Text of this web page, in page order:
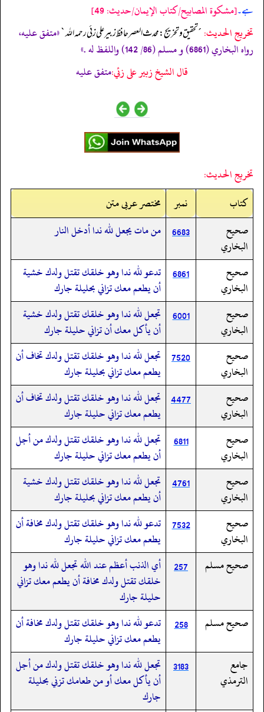
ہے۔[مشكوة المصابيح/كتاب الإيمان/حدیث: 49]
تخریج الحدیث: ´تحقيق و تخريج: محدث العصر حافظ زبير على زئي رحمه الله`«متفق عليه،
رواه البخاري (6861) و مسلم (86/ 142) واللفظ له .»
قال الشيخ زبير على زئي:متفق عليه
تخريج الحديث:
کتاب
نمبر
مختصر عربی متن
صحيح
البخاري
6683 من مات يجعل لله ندا أدخل النار
صحيح
البخاري
6861
تدعو لله ندا وهو خلقك تقتل ولدك خشية
أن يطعم معك تزاني بحليلة جارك
صحيح
البخاري
6001
تجعل لله ندا وهو خلقك تقتل ولدك خشية
أن يأكل معك أن تزاني حليلة جارك
صحيح
البخاري
7520 تجعل لله ندا وهو خلقك تقتل ولدك تخاف أن
يطعم معك تزاني بحليلة جارك
صحيح
البخاري
4477 تجعل لله ندا وهو خلقك تقتل ولدك تخاف أن
يطعم معك تزاني حليلة جارك
صحيح
البخاري
6811
تجعل لله ندا وهو خلقك تقتل ولدك من أجل
أن يطعم معك تزاني حليلة جارك
صحيح
البخاري
4761 تجعل لله ندا وهو خلقك تقتل ولدك خشية
أن يطعم معك تزاني بحليلة جارك
صحيح
البخاري
7532 تدعو لله ندا وهو خلقك تقتل ولدك مخافة أن
يطعم معك تزاني حليلة جارك
صحيح مسلم
257
أي الذنب أعظم عند الله تجعل لله ندا وهو
خلقك تقتل ولدك مخافة أن يطعم معك تزاني
حليلة جارك
صحيح مسلم
258
تدعو لله ندا وهو خلقك تقتل ولدك مخافة أن
يطعم معك تزاني حليلة جارك
جامع
الترمذي
3183
تجعل لله ندا وهو خلقك تقتل ولدك من أجل
أن يأكل معك أو من طعامك تزني بحليلة
جارك